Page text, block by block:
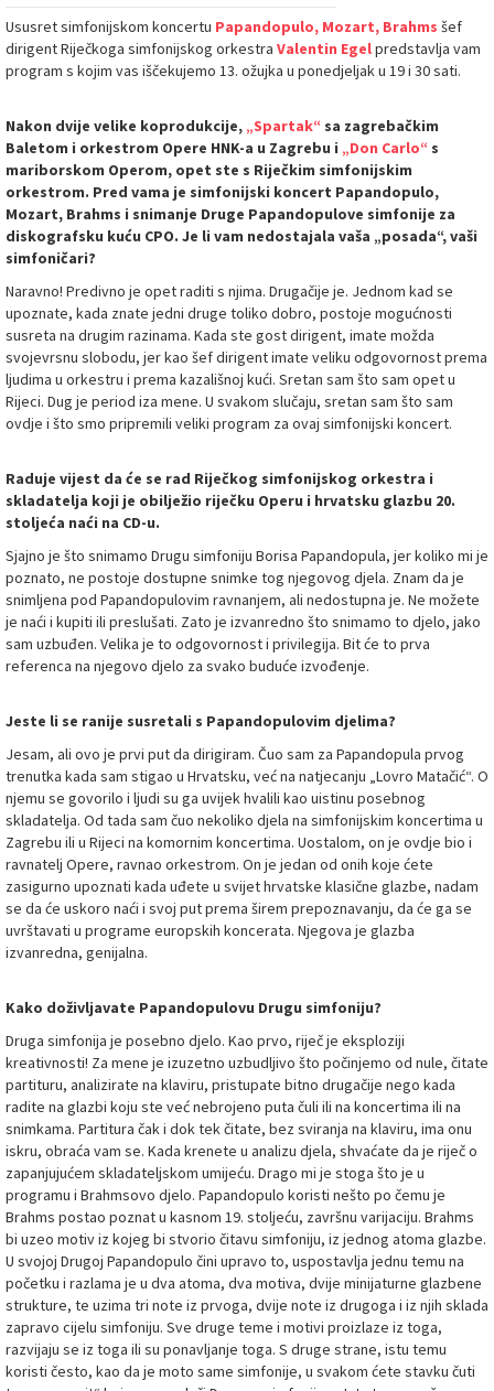
Ususret simfonijskom koncertu Papandopulo, Mozart, Brahms šef
dirigent Riječkoga simfonijskog orkestra Valentin Egelpredstavlja vam
program s kojim vas iščekujemo 13. ožujka u ponedjeljak u 19 i 30 sati.
Nakon dvije velike koprodukcije, „Spartak“ sa zagrebačkim
Baletom i orkestrom Opere HNK-a u Zagrebu i „Don Carlo“ s
mariborskom Operom, opet ste s Riječkim simfonijskim
orkestrom. Pred vama je simfonijski koncert Papandopulo,
Mozart, Brahms i snimanje Druge Papandopulove simfonije za
diskografsku kuću CPO. Je li vam nedostajala vaša „posada“, vaši
simfoničari?
Naravno! Predivno je opet raditi s njima. Drugačije je. Jednom kad se
upoznate, kada znate jedni druge toliko dobro, postoje mogućnosti
susreta na drugim razinama. Kada ste gost dirigent, imate možda
svojevrsnu slobodu, jer kao šef dirigent imate veliku odgovornost prema
ljudima u orkestru i prema kazališnoj kući. Sretan sam što sam opet u
Rijeci. Dug je period iza mene. U svakom slučaju, sretan sam što sam
ovdje i što smo pripremili veliki program za ovaj simfonijski koncert.
Raduje vijest da će se rad Riječkog simfonijskog orkestra i
skladatelja koji je obilježio riječku Operu i hrvatsku glazbu 20.
stoljeća naći na CD-u.
Sjajno je što snimamo Drugu simfoniju Borisa Papandopula, jer koliko mi je
poznato, ne postoje dostupne snimke tog njegovog djela. Znam da je
snimljena pod Papandopulovim ravnanjem, ali nedostupna je. Ne možete
je naći i kupiti ili preslušati. Zato je izvanredno što snimamo to djelo, jako
sam uzbuđen. Velika je to odgovornost i privilegija. Bit će to prva
referenca na njegovo djelo za svako buduće izvođenje.
Jeste li se ranije susretali s Papandopulovim djelima?
Jesam, ali ovo je prvi put da dirigiram. Čuo sam za Papandopula prvog
trenutka kada sam stigao u Hrvatsku, već na natjecanju „Lovro Matačić“. O
njemu se govorilo i ljudi su ga uvijek hvalili kao uistinu posebnog
skladatelja. Od tada sam čuo nekoliko djela na simfonijskim koncertima u
Zagrebu ili u Rijeci na komornim koncertima. Uostalom, on je ovdje bio i
ravnatelj Opere, ravnao orkestrom. On je jedan od onih koje ćete
zasigurno upoznati kada uđete u svijet hrvatske klasične glazbe, nadam
se da će uskoro naći i svoj put prema širem prepoznavanju, da će ga se
uvrštavati u programe europskih koncerata. Njegova je glazba
izvanredna, genijalna.
Kako doživljavate Papandopulovu Drugu simfoniju?
Druga simfonija je posebno djelo. Kao prvo, riječ je eksploziji
kreativnosti! Za mene je izuzetno uzbudljivo što počinjemo od nule, čitate
partituru, analizirate na klaviru, pristupate bitno drugačije nego kada
radite na glazbi koju ste već nebrojeno puta čuli ili na koncertima ili na
snimkama. Partitura čak i dok tek čitate, bez sviranja na klaviru, ima onu
iskru, obraća vam se. Kada krenete u analizu djela, shvaćate da je riječ o
zapanjujućem skladateljskom umijeću. Drago mi je stoga što je u
programu i Brahmsovo djelo. Papandopulo koristi nešto po čemu je
Brahms postao poznat u kasnom 19. stoljeću, završnu varijaciju. Brahms
bi uzeo motiv iz kojeg bi stvorio čitavu simfoniju, iz jednog atoma glazbe.
U svojoj Drugoj Papandopulo čini upravo to, uspostavlja jednu temu na
početku i razlama je u dva atoma, dva motiva, dvije minijaturne glazbene
strukture, te uzima tri note iz prvoga, dvije note iz drugoga i iz njih sklada
zapravo cijelu simfoniju. Sve druge teme i motivi proizlaze iz toga,
razvijaju se iz toga ili su ponavljanje toga. S druge strane, istu temu
koristi često, kao da je moto same simfonije, u svakom ćete stavku čuti